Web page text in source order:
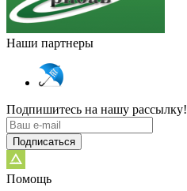
Наши партнеры
Подпишитесь на нашу рассылку!
Подписаться
Помощь